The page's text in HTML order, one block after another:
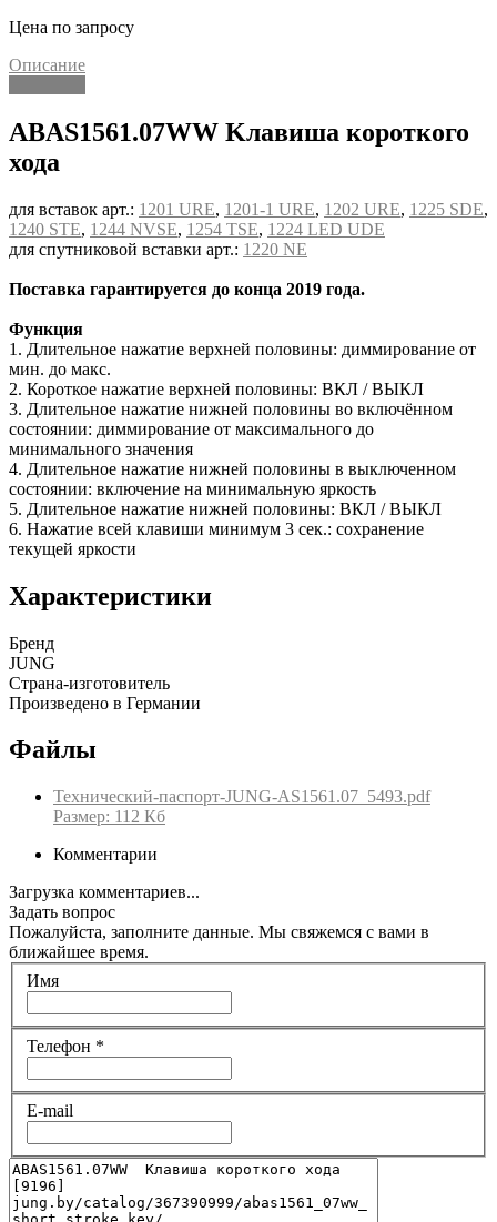
Цена по запросу
Описание
ABAS1561.07WW Kлавиша короткого
хода
для вставок арт.: 1201 URE, 1201-1 URE, 1202 URE, 1225 SDE,
1240 STE, 1244 NVSE, 1254 TSE, 1224 LED UDE
для спутниковой вставки арт.: 1220 NE
Поставка гарантируется до конца 2019 года.
Функция
1. Длительное нажатие верхней половины: диммирование от
мин. до макс.
2. Короткое нажатие верхней половины: ВКЛ / ВЫКЛ
3. Длительное нажатие нижней половины во включённом
состоянии: диммирование от максимального до
минимального значения
4. Длительное нажатие нижней половины в выключенном
состоянии: включение на минимальную яркость
5. Длительное нажатие нижней половины: ВКЛ / ВЫКЛ
6. Нажатие всей клавиши минимум 3 сек.: сохранение
текущей яркости
Характеристики
Бренд
JUNG
Страна-изготовитель
Произведено в Германии
Файлы
Технический-паспорт-JUNG-AS1561.07_5493.pdf
Размер: 112 Кб
Комментарии
Загрузка комментариев...
Задать вопрос
Пожалуйста, заполните данные. Мы свяжемся с вами в
ближайшее время.
Имя
Телефон *
E-mail